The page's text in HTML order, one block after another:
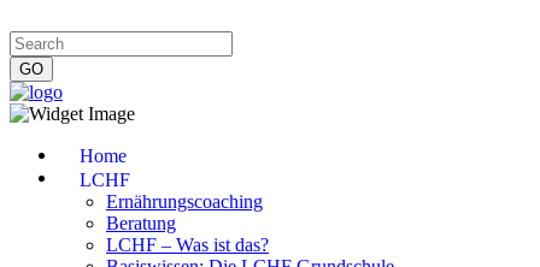
Home
LCHF
Ernährungscoaching
Beratung
LCHF – Was ist das?